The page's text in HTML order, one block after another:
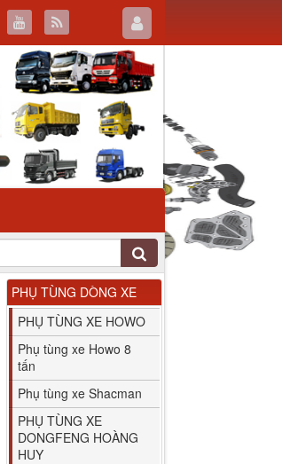
PHỤ TÙNG DÒNG XE
PHỤ TÙNG XE HOWO
Phụ tùng xe Howo 8
tấn
Phụ tùng xe Shacman
PHỤ TÙNG XE
DONGFENG HOÀNG
HUY